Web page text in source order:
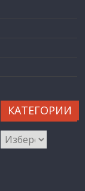
КАТЕГОРИИ
КАТЕГОРИИ